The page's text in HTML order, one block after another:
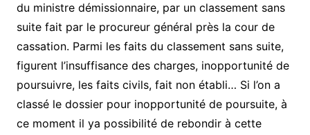
du ministre démissionnaire, par un classement sans
suite fait par le procureur général près la cour de
cassation. Parmi les faits du classement sans suite,
figurent l’insuffisance des charges, inopportunité de
poursuivre, les faits civils, fait non établi… Si l’on a
classé le dossier pour inopportunité de poursuite, à
ce moment il ya possibilité de rebondir à cette